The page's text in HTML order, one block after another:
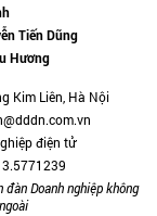
Tiến Dũng
Hương
Kim Liên, Hà Nội
điện tử
Doanh nghiệp không